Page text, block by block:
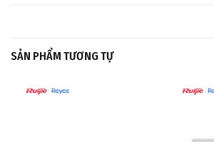
SẢN PHẨM TƯƠNG TỰ